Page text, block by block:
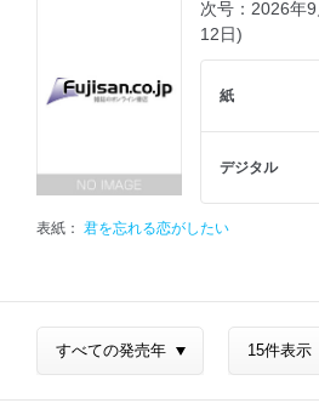
次号：2026年
12日)
紙
デジタル
表紙： 君を忘れる恋がしたい